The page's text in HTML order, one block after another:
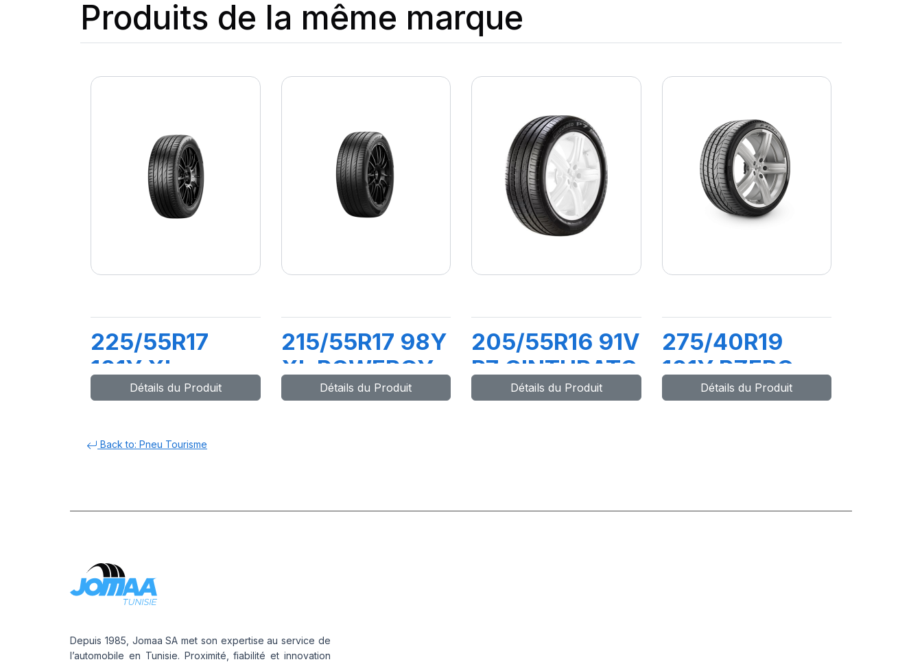
Produits de la même marque
225/55R17
101Y XL
POWERGY 2
Détails du Produit
215/55R17 98Y
XL POWERGY
Détails du Produit
205/55R16 91V
P7 CINTURATO
(*)
Détails du Produit
275/40R19
101Y PZERO
(MO)Détails du Produit
Back to: Pneu Tourisme
Depuis 1985, Jomaa SA met son expertise au service de
l’automobile en Tunisie. Proximité, fiabilité et innovation